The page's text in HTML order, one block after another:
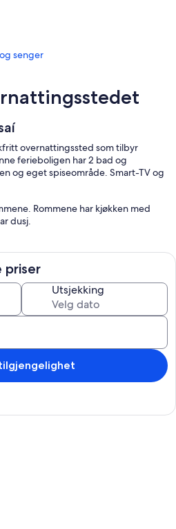
senger
overnattingssted som tilbyr
ferieboligen har 2 bad og
og eget spiseområde. Smart-TV og
Rommene har kjøkken med
dusj.
priser
Utsjekking